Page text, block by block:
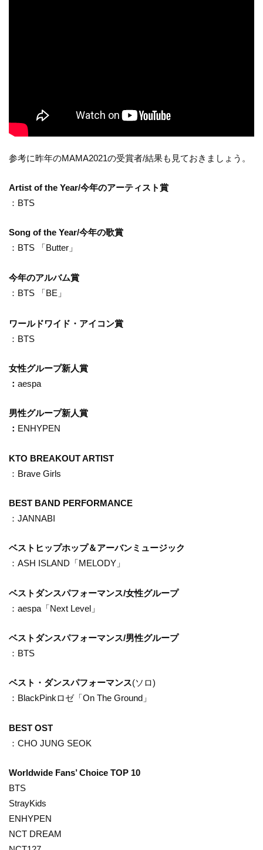
参考に昨年のMAMA2021の受賞者/結果も見ておきましょう。
Artist of the Year/今年のアーティスト賞
：BTS
Song of the Year/今年の歌賞
：BTS 「Butter」
今年のアルバム賞
：BTS 「BE」
ワールドワイド・アイコン賞
： BTS
女性グループ新人賞
：aespa
男性グループ新人賞
： ENHYPEN
KTO BREAKOUT ARTIST
：Brave Girls
BEST BAND PERFORMANCE
：JANNABI
ベストヒップホップ＆アーバンミュージック
：ASH ISLAND「MELODY」
ベストダンスパフォーマンス/女性グループ
：aespa「Next Level」
ベストダンスパフォーマンス/男性グループ
：BTS
ベスト・ダンスパフォーマンス(ソロ)
： BlackPinkロゼ「On The Ground 」
BEST OST
：CHO JUNG SEOK
Worldwide Fans’ Choice TOP 10
BTS
StrayKids
ENHYPEN
NCT DREAM